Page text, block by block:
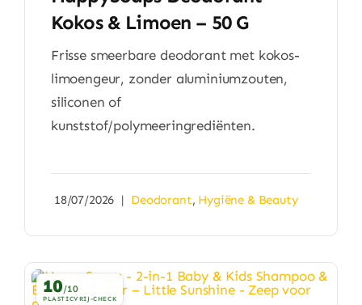
Kokos & Limoen – 50 G
Frisse smeerbare deodorant met kokos-
limoengeur, zonder aluminiumzouten,
siliconen of
kunststof/polymeeringrediënten.
18/07/2026 | Deodorant, Hygiëne & Beauty
10/10
PLASTICVRIJ-CHECK